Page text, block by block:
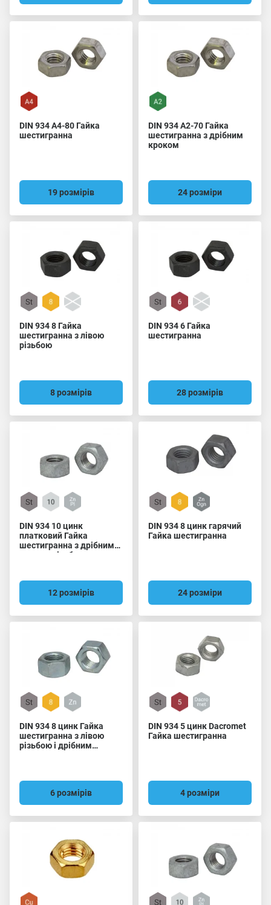
DIN 934 A4-80 Гайка
шестигранна
19 розмірів
DIN 934 A2-70 Гайка
шестигранна з дрібним
кроком
24 розміри
DIN 934 8 Гайка
шестигранна з лівою
різьбою
8 розмірів
DIN 934 6 Гайка
шестигранна
28 розмірів
DIN 934 10 цинк
платковий Гайка
шестигранна з дрібним
кроком різьби
12 розмірів
DIN 934 8 цинк гарячий
Гайка шестигранна
24 розміри
DIN 934 8 цинк Гайка
шестигранна з лівою
різьбою і дрібним
6 розмірів
DIN 934 5 цинк Dacromet
Гайка шестигранна
4 розміри